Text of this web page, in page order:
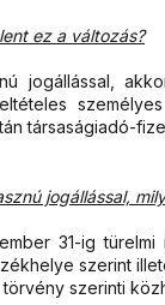
ez a változás?
jogállással,
társaságiadó-
jogállással,
31-ig
szerint
szerinti